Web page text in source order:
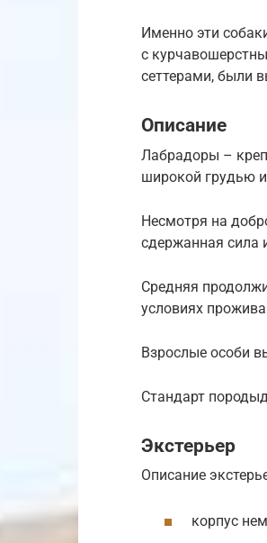
Именно эти
с
сеттерами, были
Описание
Лабрадоры –
широкой грудью
Несмотря на
сдержанная сила
Средняя
условиях
Взрослые особи
Стандарт
Экстерьер
Описание
корпус